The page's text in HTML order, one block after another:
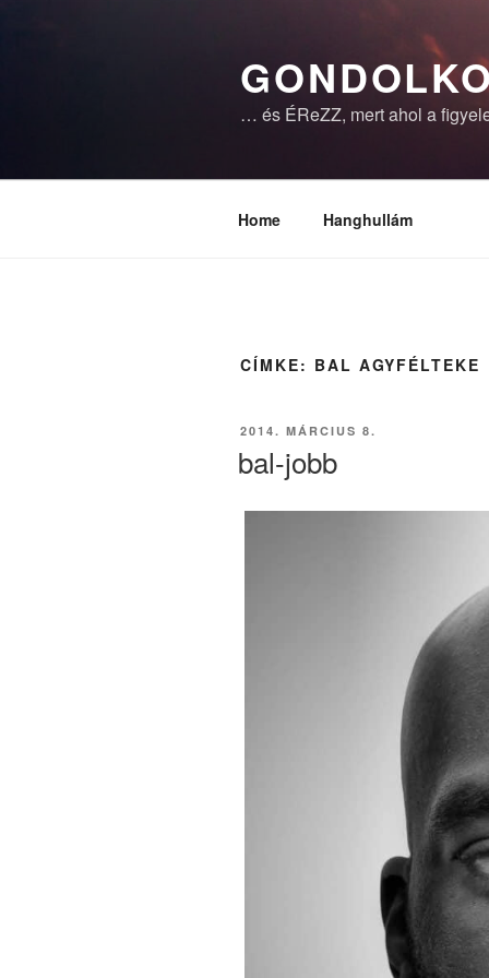
… és ÉReZZ, mert ahol a
Home Hanghullám
CÍMKE: BAL AGYFÉLTEKE
BEKÜLDVE:
2014. MÁRCIUS 8.
bal-jobb